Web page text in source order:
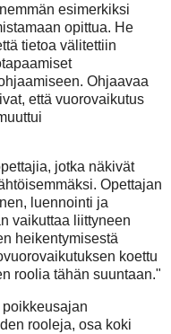
esimerkiksi
opittua. He
tietoa välitettiin
Ohjaavaa
että vuorovaikutus
jotka näkivät
Opettajan
luennointi ja
vaikuttaa liittyneen
heikentymisestä
koettu
roolia tähän suuntaan."
rooleja, osa koki